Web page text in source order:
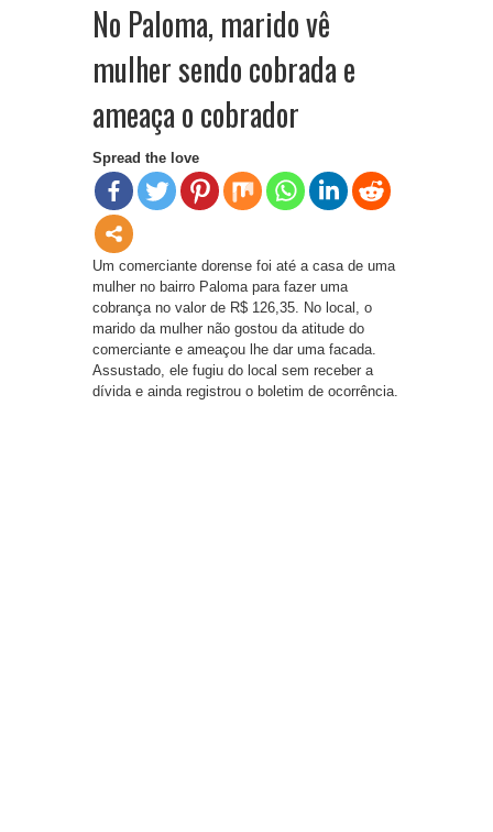
No Paloma, marido vê
mulher sendo cobrada e
ameaça o cobrador
Spread the love
Um comerciante dorense foi até a casa de uma
mulher no bairro Paloma para fazer uma
cobrança no valor de R$ 126,35. No local, o
marido da mulher não gostou da atitude do
comerciante e ameaçou lhe dar uma facada.
Assustado, ele fugiu do local sem receber a
dívida e ainda registrou o boletim de ocorrência.